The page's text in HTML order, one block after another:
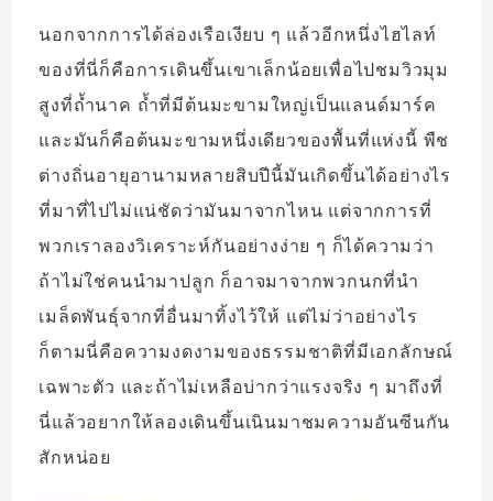
นอกจากการได้ล่องเรือเงียบ ๆ แล้วอีกหนึ่งไฮไลท์
ของที่นี่ก็คือการเดินขึ้นเขาเล็กน้อยเพื่อไปชมวิวมุม
สูงที่ถ้ำนาค ถ้ำที่มีต้นมะขามใหญ่เป็นแลนด์มาร์ค
และมันก็คือต้นมะขามหนึ่งเดียวของพื้นที่แห่งนี้ พืช
ต่างถิ่นอายุอานามหลายสิบปีนี้มันเกิดขึ้นได้อย่างไร
ที่มาที่ไปไม่แน่ชัดว่ามันมาจากไหน แต่จากการที่
พวกเราลองวิเคราะห์กันอย่างง่าย ๆ ก็ได้ความว่า
ถ้าไม่ใช่คนนำมาปลูก ก็อาจมาจากพวกนกที่นำ
เมล็ดพันธุ์จากที่อื่นมาทิ้งไว้ให้ แต่ไม่ว่าอย่างไร
ก็ตามนี่คือความงดงามของธรรมชาติที่มีเอกลักษณ์
เฉพาะตัว และถ้าไม่เหลือบ่ากว่าแรงจริง ๆ มาถึงที่
นี่แล้วอยากให้ลองเดินขึ้นเนินมาชมความอันซีนกัน
สักหน่อย